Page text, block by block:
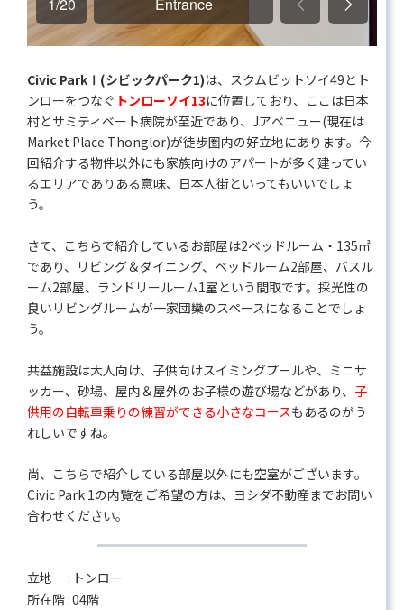
Civic ParkⅠ(シビックパーク1)は、スクムビットソイ49とト
ンローをつなぐ トンローソイ13に位置しており、ここは日本
村とサミティベート病院が至近であり、Jアベニュー(現在は
Market Place Thonglor)が徒歩圏内の好立地にあります。今
回紹介する物件以外にも家族向けのアパートが多く建ってい
るエリアでありある意味、日本人街といってもいいでしょ
う。
さて、こちらで紹介しているお部屋は2ベッドルーム・135㎡
であり、リビング＆ダイニング、ベッドルーム2部屋、バスル
ーム2部屋、ランドリールーム1室という間取です。採光性の
良いリビングルームが一家団欒のスペースになることでしょ
う。
共益施設は大人向け、子供向けスイミングプールや、ミニサ
ッカー、砂場、屋内＆屋外のお子様の遊び場などがあり、 子
供用の自転車乗りの練習ができる小さなコースもあるのがう
れしいですね。
尚、こちらで紹介している部屋以外にも空室がございます。
Civic Park 1の内覧をご希望の方は、ヨシダ不動産までお問い
合わせください。
立地 : トンロー
所在階 :04階